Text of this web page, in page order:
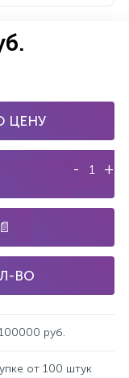
ЦЕНУ
- +
ВО
руб.
от 100 штук